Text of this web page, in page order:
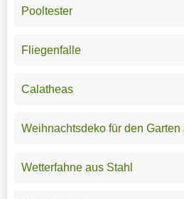
Pooltester
Fliegenfalle
Calatheas
Weihnachtsdeko für den Garten
Wetterfahne aus Stahl